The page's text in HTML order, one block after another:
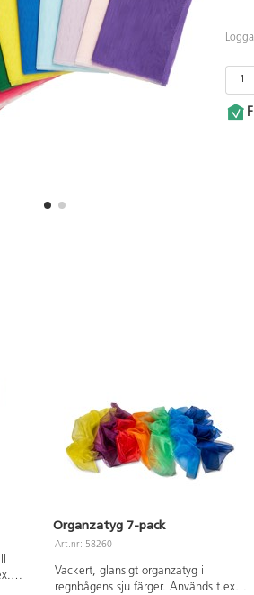
Organzatyg 7-pack
Art.nr: 58260
Vackert, glansigt organzatyg i
regnbågens sju färger. Används t.ex.